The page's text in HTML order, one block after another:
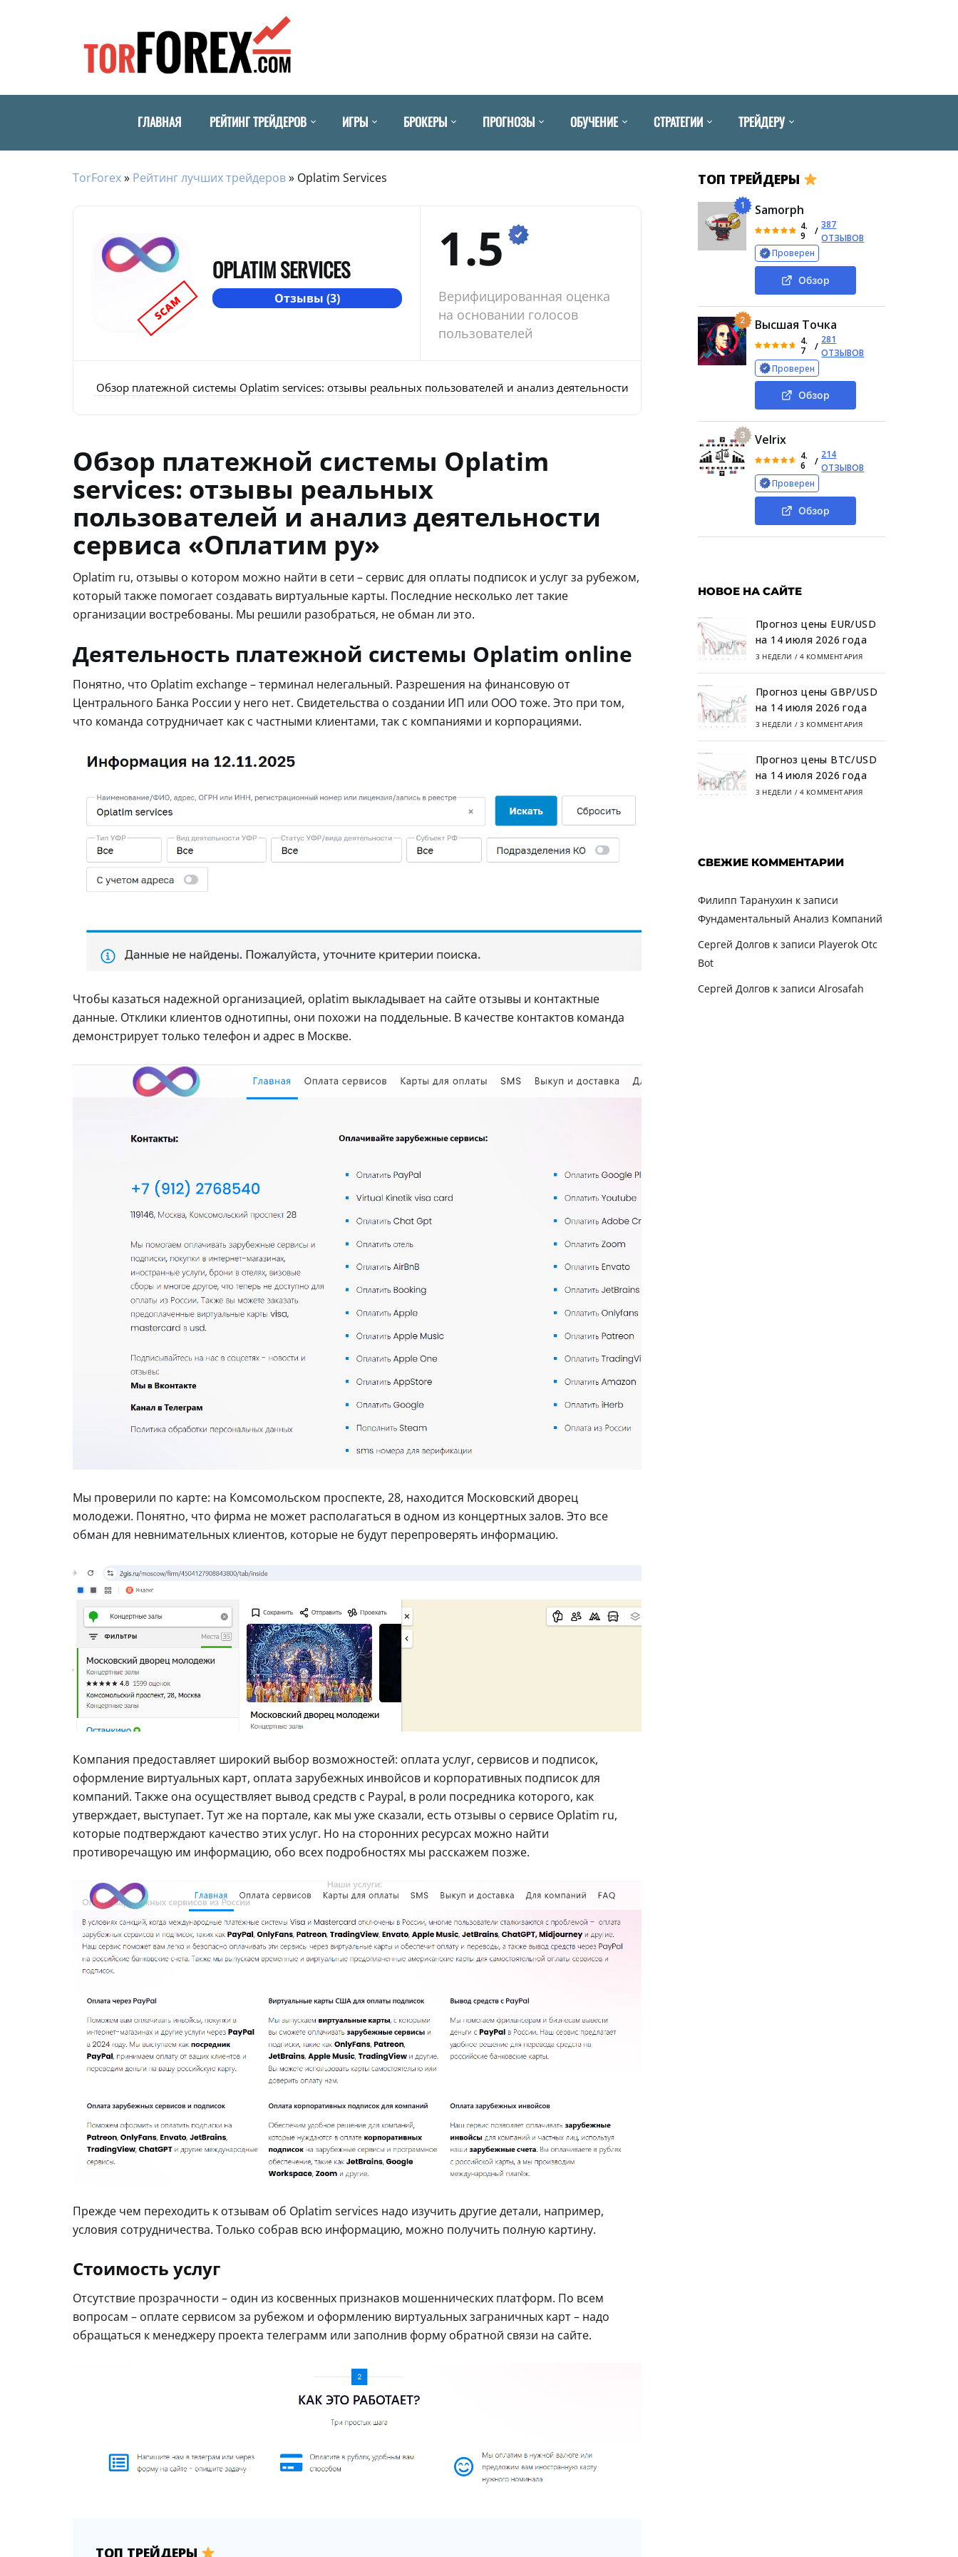
ГЛАВНАЯ РЕЙТИНГ ТРЕЙДЕРОВ ИГРЫ БРОКЕРЫ ПРОГНОЗЫ ОБУЧЕНИЕ СТРАТЕГИИ ТРЕЙДЕРУ
TorForex» Рейтинг лучших трейдеров» Oplatim Services
SCAM
OPLATIM SERVICES
Отзывы (3)
1.5
Верифицированная оценка
на основании голосов
пользователей
Обзор платежной системы Oplatim services: отзывы реальных пользователей и анализ деятельности сервиса «Оплатим ру» Деятельность платежной
Обзор платежной системы Oplatim
services: отзывы реальных
пользователей и анализ деятельности
сервиса «Оплатим ру»
Oplatim ru, отзывы о котором можно найти в сети – сервис для оплаты подписок и услуг за рубежом,
который также помогает создавать виртуальные карты. Последние несколько лет такие
организации востребованы. Мы решили разобраться, не обман ли это.
Деятельность платежной системы Oplatim online
Понятно, что Oplatim exchange – терминал нелегальный. Разрешения на финансовую от
Центрального Банка России у него нет. Свидетельства о создании ИП или ООО тоже. Это при том,
что команда сотрудничает как с частными клиентами, так с компаниями и корпорациями.
Чтобы казаться надежной организацией, oplatim выкладывает на сайте отзывы и контактные
данные. Отклики клиентов однотипны, они похожи на поддельные. В качестве контактов команда
демонстрирует только телефон и адрес в Москве.
Мы проверили по карте: на Комсомольском проспекте, 28, находится Московский дворец
молодежи. Понятно, что фирма не может располагаться в одном из концертных залов. Это все
обман для невнимательных клиентов, которые не будут перепроверять информацию.
Компания предоставляет широкий выбор возможностей: оплата услуг, сервисов и подписок,
оформление виртуальных карт, оплата зарубежных инвойсов и корпоративных подписок для
компаний. Также она осуществляет вывод средств с Paypal, в роли посредника которого, как
утверждает, выступает. Тут же на портале, как мы уже сказали, есть отзывы о сервисе Oplatim ru,
которые подтверждают качество этих услуг. Но на сторонних ресурсах можно найти
противоречащую им информацию, обо всех подробностях мы расскажем позже.
Прежде чем переходить к отзывам об Oplatim services надо изучить другие детали, например,
условия сотрудничества. Только собрав всю информацию, можно получить полную картину.
Стоимость услуг
Отсутствие прозрачности – один из косвенных признаков мошеннических платформ. По всем
вопросам – оплате сервисом за рубежом и оформлению виртуальных заграничных карт – надо
обращаться к менеджеру проекта телеграмм или заполнив форму обратной связи на сайте.
ТОП ТРЕЙДЕРЫ
ТОП ТРЕЙДЕРЫ
1 Samorph
4.
9
/
387
ОТЗЫВОВ
Проверен
Обзор
2 Высшая Точка
4.
7
/
281
ОТЗЫВОВ
Проверен
Обзор
3 Velrix
4.
6
/
214
ОТЗЫВОВ
Проверен
Обзор
НОВОЕ НА САЙТЕ
Прогноз цены EUR/USD
на 14 июля 2026 года
3 НЕДЕЛИ / 4 КОММЕНТАРИЯ
Прогноз цены GBP/USD
на 14 июля 2026 года
3 НЕДЕЛИ / 3 КОММЕНТАРИЯ
Прогноз цены BTC/USD
на 14 июля 2026 года
3 НЕДЕЛИ / 4 КОММЕНТАРИЯ
СВЕЖИЕ КОММЕНТАРИИ
Филипп Таранухин к записи
Фундаментальный Анализ Компаний
Сергей Долговк записи Playerok Otc
Bot
Сергей Долговк записи Alrosafah